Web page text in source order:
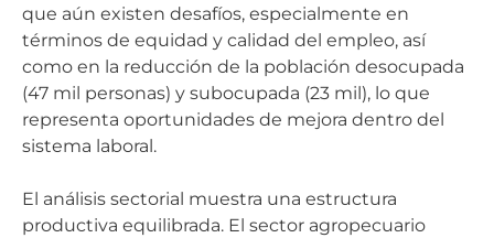
que aún existen desafíos, especialmente en
términos de equidad y calidad del empleo, así
como en la reducción de la población desocupada
(47 mil personas) y subocupada (23 mil), lo que
representa oportunidades de mejora dentro del
sistema laboral.
El análisis sectorial muestra una estructura
productiva equilibrada. El sector agropecuario